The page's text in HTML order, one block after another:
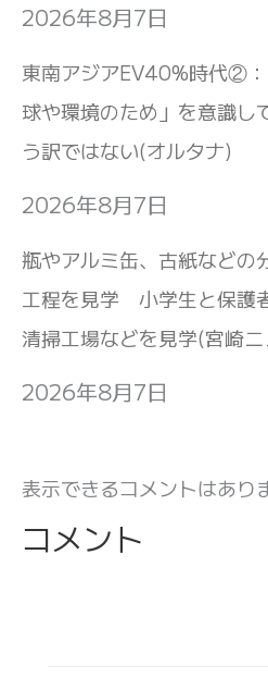
2026年8月7日
東南アジアEV40%時代②
球や環境のため」を意識し
う訳ではない(オルタナ)
2026年8月7日
瓶やアルミ缶、古紙などの
工程を見学 小学生と保護
清掃工場などを見学(宮崎
2026年8月7日
表示できるコメントはあり
コメント